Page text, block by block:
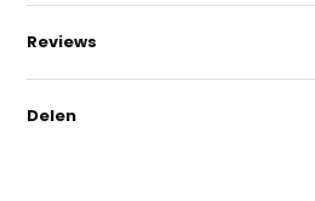
Reviews
Delen